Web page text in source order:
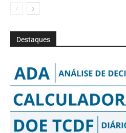
Destaques